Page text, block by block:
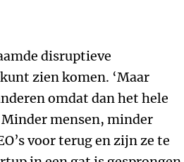
disruptieve
zien komen. ‘Maar
omdat dan het hele
mensen, minder
voor terug en zijn ze te